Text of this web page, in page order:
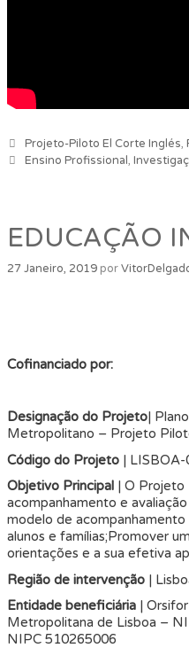
Categorias
Projeto-Piloto El Corte Inglés,
Etiquetas
Ensino Profissional,
EDUCAÇÃO
27 Janeiro, 2019 por
Cofinanciado por:
Designação do Projeto|
Metropolitano – Projeto
Código do Projeto |
Objetivo Principal | O Projeto
acompanhamento e
modelo de
alunos e famílias;Promover
orientações e a sua efetiva
Região de intervenção|
Entidade beneficiária| Orsifor
Metropolitana de Lisboa –
NIPC 510265006